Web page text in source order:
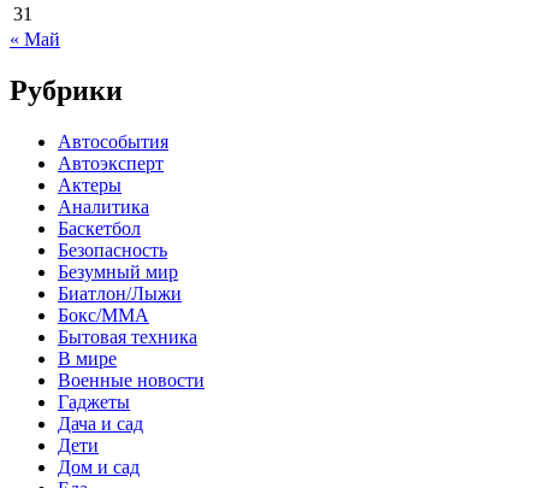
31
« Май
Рубрики
Автособытия
Автоэксперт
Актеры
Аналитика
Баскетбол
Безопасность
Безумный мир
Биатлон/Лыжи
Бокс/MMA
Бытовая техника
В мире
Военные новости
Гаджеты
Дача и сад
Дети
Дом и сад